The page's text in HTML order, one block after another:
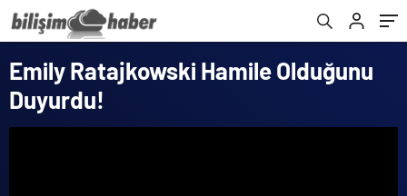
Emily Ratajkowski Hamile Olduğunu
Duyurdu!